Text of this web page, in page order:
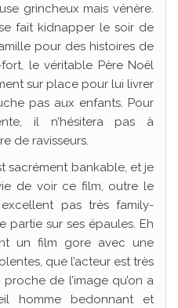
grincheux mais vénère.
fait kidnapper le soir de
pour des histoires de
le véritable Père Noël
sur place pour lui livrer
pas aux enfants. Pour
il n’hésitera pas à
de ravisseurs.
sacrément bankable, et je
de voir ce film, outre le
pas très family-
partie sur ses épaules. Eh
un film gore avec une
que l’acteur est très
de l’image qu’on a
homme bedonnant et